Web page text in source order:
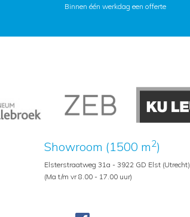
Binnen één werkdag een offerte
Showroom (1500 m2)
Elsterstraatweg 31a - 3922 GD Elst (Utrecht)
(Ma t/m vr 8.00 - 17.00 uur)